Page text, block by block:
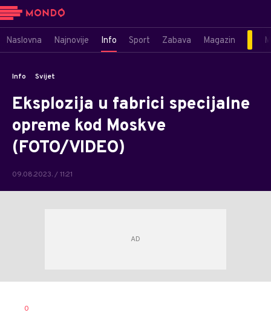
Naslovna Najnovije Info Sport Zabava Magazin
Info Svijet
Eksplozija u fabrici specijalne
opreme kod Moskve
(FOTO/VIDEO)
09.08.2023. / 11:21
AUTOR
0